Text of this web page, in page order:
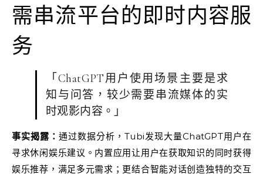
需串流平台的即时内容服
务
「ChatGPT用户使用场景主要是求
知与问答，较少需要串流媒体的实
时观影内容。」
事实揭露： 通过数据分析，Tubi发现大量ChatGPT用户在
寻求休闲娱乐建议。内置应用让用户在获取知识的同时获得
娱乐推荐，满足多元需求；更结合智能对话创造独特的交互